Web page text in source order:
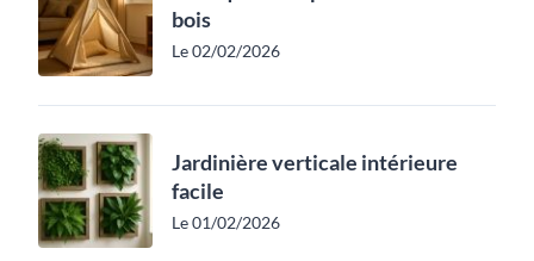
bois
Le 02/02/2026
Jardinière verticale intérieure
facile
Le 01/02/2026